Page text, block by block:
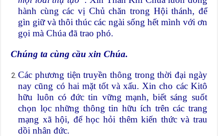
hành cùng các vị Chủ chăn trong Hội thánh, để
gìn giữ và thôi thúc các ngài sống hết mình với ơn
gọi mà Chúa đã trao phó.
Chúng ta cùng cầu xin Chúa.
Các phương tiện truyền thông trong thời đại ngày
nay cũng có hai mặt tốt và xấu. Xin cho các Kitô
hữu luôn có đức tin vững mạnh, biết sáng suốt
chọn lọc những thông tin hữu ích trên các trang
mạng xã hội, để học hỏi thêm kiến thức và trau
dồi nhân đức.